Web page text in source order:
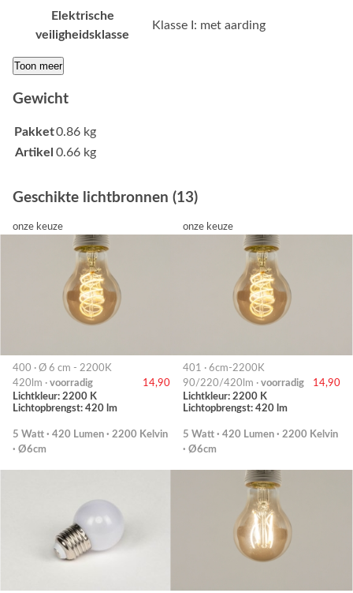
Elektrische
veiligheidsklasse
Klasse I: met aarding
Toon meer
Gewicht
Pakket0.86 kg
Artikel 0.66 kg
Geschikte lichtbronnen (13)
onze keuze
400 · Ø 6 cm - 2200K
420lm · voorradig
14,90
Lichtkleur: 2200 K
Lichtopbrengst: 420 lm
5 Watt · 420 Lumen · 2200 Kelvin
· Ø6cm
onze keuze
401 · 6cm-2200K
90/220/420lm · voorradig
14,90
Lichtkleur: 2200 K
Lichtopbrengst: 420 lm
5 Watt · 420 Lumen · 2200 Kelvin
· Ø6cm